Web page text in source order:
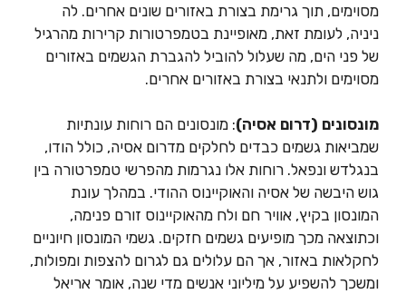
מסוימים, תוך גרימת בצורת באזורים שונים אחרים. לה
ניניה, לעומת זאת, מאופיינת בטמפרטורות קרירות מהרגיל
של פני הים, מה שעלול להוביל להגברת הגשמים באזורים
מסוימים ולתנאי בצורת באזורים אחרים.
מונסונים (דרום אסיה): מונסונים הם רוחות עונתיות
שמביאות גשמים כבדים לחלקים מדרום אסיה, כולל הודו,
בנגלדש ונפאל. רוחות אלו נגרמות מהפרשי טמפרטורה בין
גוש היבשה של אסיה והאוקיינוס ההודי. במהלך עונת
המונסון בקיץ, אוויר חם ולח מהאוקיינוס זורם פנימה,
וכתוצאה מכך מופיעים גשמים חזקים. גשמי המונסון חיוניים
לחקלאות באזור, אך הם עלולים גם לגרום להצפות ומפולות,
ומשכך להשפיע על מיליוני אנשים מדי שנה, אומר אריאל